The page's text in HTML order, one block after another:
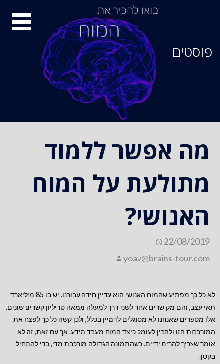
פוסטים
מה אפשר ללמוד
מתולעת על המוח
האנושי?
22/08/2019
yoav@brains-tour.com
לא כל כך מפתיע שהמוח האנושי הוא עדיין חידה עבורנו. יש בו 85 מיליארד
תאי עצב, והם מקושרים אחד לשני דרך למעלה ממאה טריליון קשרים שונים.
אלו מספרים שאנחנו לא מסוגלים לדמיין בכלל, ולכן קשה כל כך לפצח את
המורכבות הזו ולהבין לעומק כיצד המוח מעבד מידע. אך עם זאת, זה לא
אומר שצריך להרים ידיים. כשהתמונה הגדולה מורכבת מדי, כדי להתחיל
בקטן.